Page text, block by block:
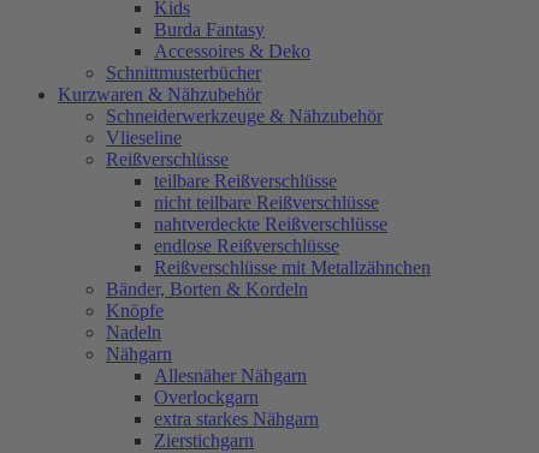
Kids
Burda Fantasy
Accessoires & Deko
Schnittmusterbücher
Kurzwaren & Nähzubehör
Schneiderwerkzeuge & Nähzubehör
Vlieseline
Reißverschlüsse
teilbare Reißverschlüsse
nicht teilbare Reißverschlüsse
nahtverdeckte Reißverschlüsse
endlose Reißverschlüsse
Reißverschlüsse mit Metallzähnchen
Bänder, Borten & Kordeln
Knöpfe
Nadeln
Nähgarn
Allesnäher Nähgarn
Overlockgarn
extra starkes Nähgarn
Zierstichgarn